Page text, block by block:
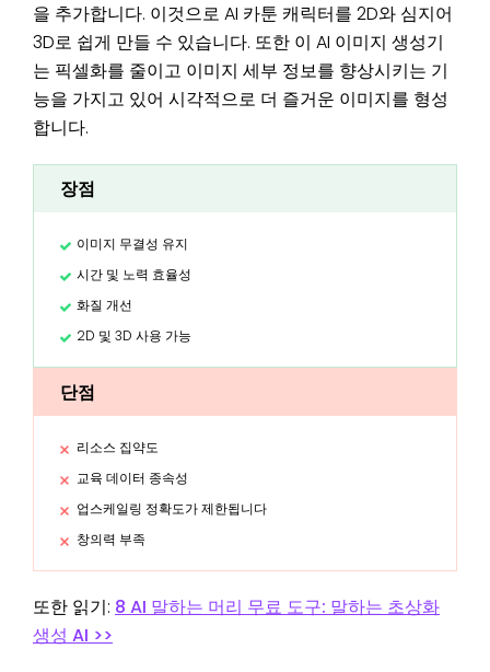
을 추가합니다. 이것으로 AI 카툰 캐릭터를 2D와 심지어
3D로 쉽게 만들 수 있습니다. 또한 이 AI 이미지 생성기
는 픽셀화를 줄이고 이미지 세부 정보를 향상시키는 기
능을 가지고 있어 시각적으로 더 즐거운 이미지를 형성
합니다.
장점
이미지 무결성 유지
시간 및 노력 효율성
화질 개선
2D 및 3D 사용 가능
단점
리소스 집약도
교육 데이터 종속성
업스케일링 정확도가 제한됩니다
창의력 부족
또한 읽기: 8 AI 말하는 머리 무료 도구: 말하는 초상화
생성 AI >>